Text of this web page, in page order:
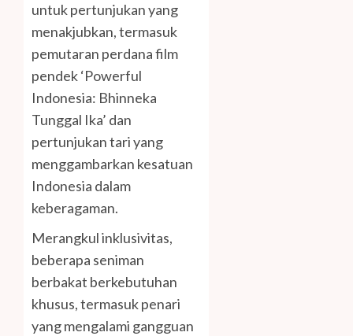
untuk pertunjukan yang
menakjubkan, termasuk
pemutaran perdana film
pendek ‘Powerful
Indonesia: Bhinneka
Tunggal Ika’ dan
pertunjukan tari yang
menggambarkan kesatuan
Indonesia dalam
keberagaman.
Merangkul inklusivitas,
beberapa seniman
berbakat berkebutuhan
khusus, termasuk penari
yang mengalami gangguan